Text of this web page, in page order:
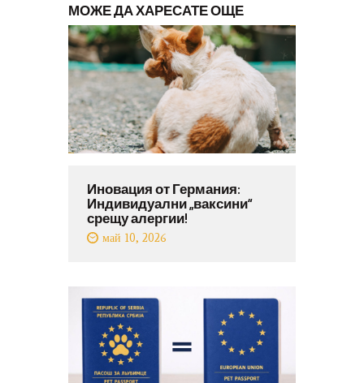
МОЖЕ ДА ХАРЕСАТЕ ОЩЕ
Иновация от Германия:
Индивидуални „ваксини“
срещу алергии!
май 10, 2026